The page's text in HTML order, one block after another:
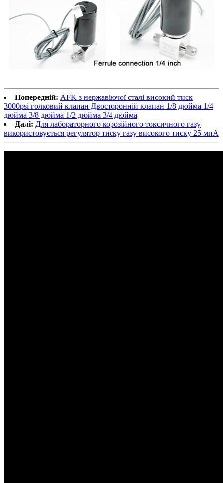
Попередній: AFK з нержавіючої сталі високий тиск
3000psi голковий клапан Двосторонній клапан 1/8 дюйма 1/4
дюйма 3/8 дюйма 1/2 дюйма 3/4 дюйма
Далі: Для лабораторного корозійного токсичного газу
використовується регулятор тиску газу високого тиску 25 мпА